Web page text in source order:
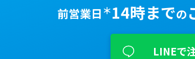
前営業日 ＊14時までの
LINEで